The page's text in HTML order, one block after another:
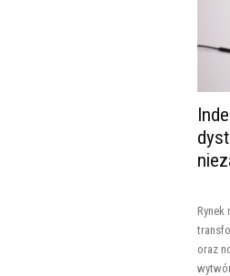
oraz